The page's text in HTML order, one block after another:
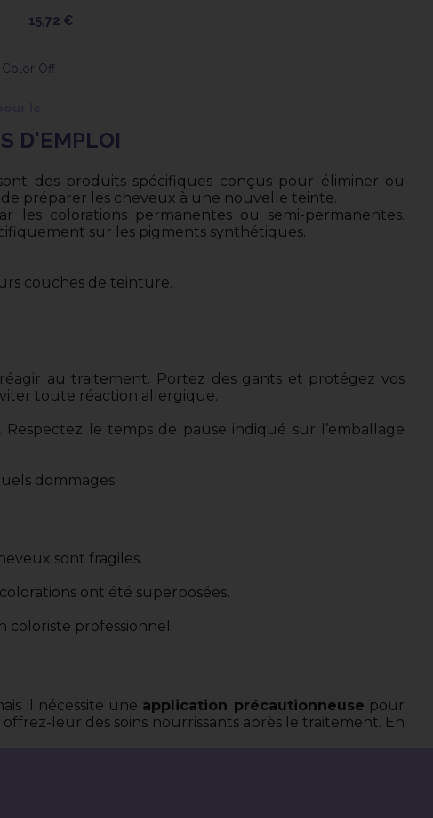
15,72 €
Off
D'EMPLOI
des produits spécifiques conçus pour éliminer ou
préparer les cheveux à une nouvelle teinte.
colorations permanentes ou semi-permanentes.
sur les pigments synthétiques.
couches de teinture.
au traitement. Portez des gants et protégez vos
toute réaction allergique.
le temps de pause indiqué sur l’emballage
dommages.
sont fragiles.
ont été superposées.
coloriste professionnel.
il nécessite une application précautionneuse pour
offrez-leur des soins nourrissants après le traitement. En